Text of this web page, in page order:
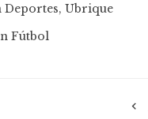
Deportes, Ubrique
Fútbol